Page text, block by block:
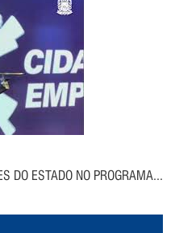
DO ESTADO NO PROGRAMA...